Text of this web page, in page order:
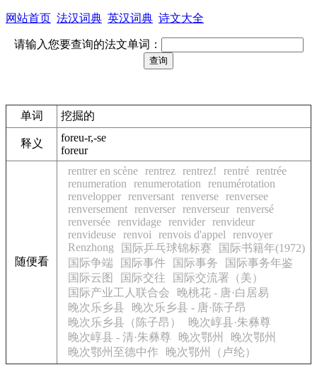
网站首页 法汉词典 英汉词典 诗文大全
请输入您要查询的法文单词：
单词 挖掘的
释义
foreu-r,-se
foreur
随便看
rentrer en scène rentrez rentrez! rentré rentrée
renumeration
renumerotation
renumérotation
renvelopper renversant renverse renversee
renversement renverser renverseur renversé
renversée renvidage renvider renvideur
renvideuse renvoi renvois d'appel
renvoyer
Renzhong
国际乒乓球锦标赛
国际书籍年(1972)
国际争端
国际事件 国际事务
国际事务年鉴
国际云图
国际交往
国际交流署（美）
国际产业工人联合会
晚桃花 - 唐·白居易
晚次乐乡县
晚次乐乡县 - 唐·陈子昂
晚次乐乡县（陈子昂）
晚次崞县·朱彝尊
晚次崞县 - 清·朱彝尊
晚次鄂州
晚次鄂州
晚次鄂州至德中作
晚次鄂州（卢纶）